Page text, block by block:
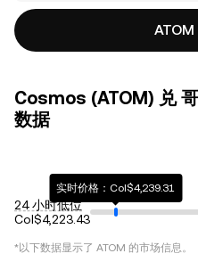
ATOM
Cosmos (ATOM) 兑
数据
24 小时低位
Col$4,223.43
实时价格：Col$4,239.31
*以下数据显示了 ATOM 的市场信息。